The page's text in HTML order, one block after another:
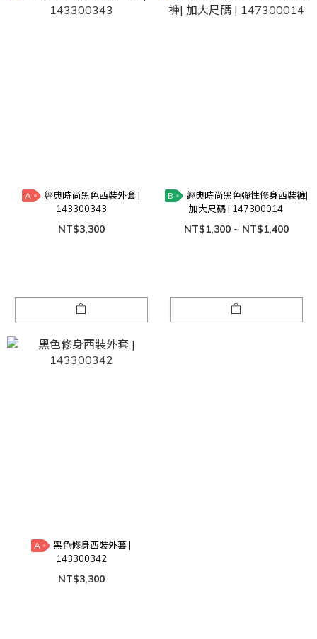
A
143300343
NT$3,300
B
加大尺碼 | 147300014
NT$1,300 ~ NT$1,400
A
143300342
NT$3,300